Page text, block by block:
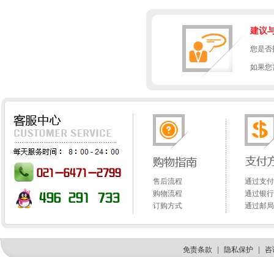
建议
您是否
如果您
售后流程
购物流程
订购方式
通过支
通过银
通过邮
免责条款 隐私保护 咨